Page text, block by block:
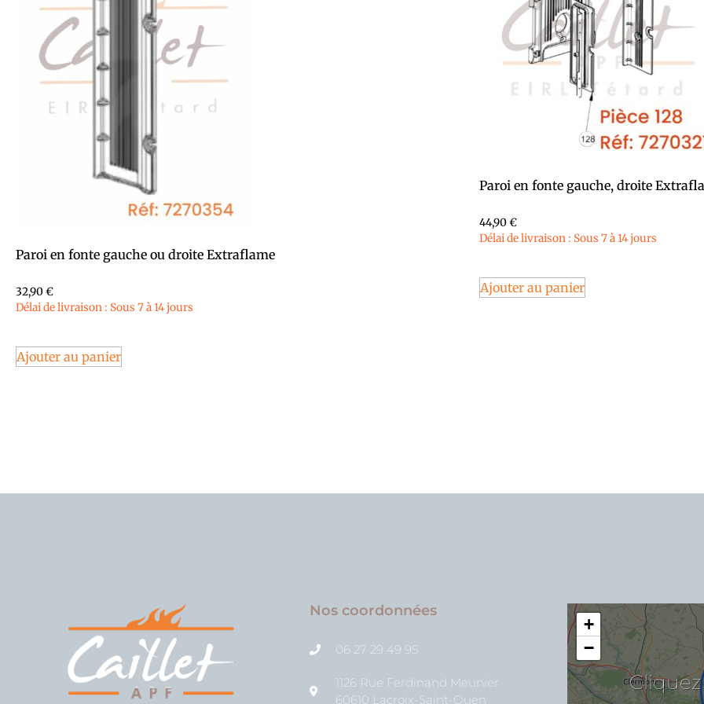
Paroi en fonte gauche ou droite Extraflame
32,90€
Délai de livraison : Sous 7 à 14 jours
Ajouter au panier
Paroi en fonte gauche, droite
44,90€
Délai de livraison : Sous 7 à 14 jours
Ajouter au panier
Nos coordonnées
06 27 29 49 95
1126 Rue Ferdinand Meunier
60610 Lacroix-Saint-Ouen
Cliquez
+
−